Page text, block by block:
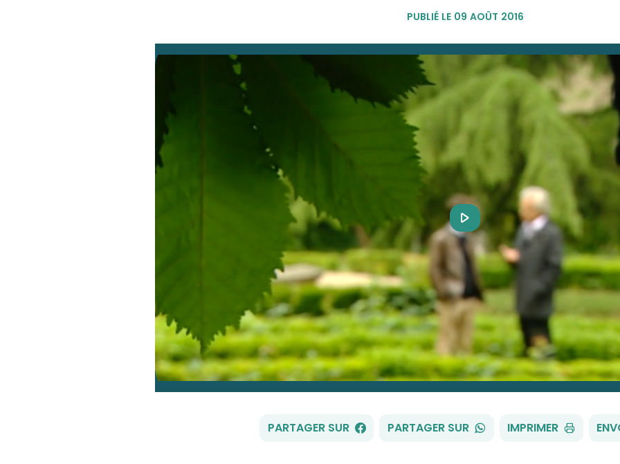
PUBLIÉ LE 09 AOÛT 2016
Video
PARTAGER SUR FACEBOOK
PARTAGER SUR WHATSAPP
IMPRIMER